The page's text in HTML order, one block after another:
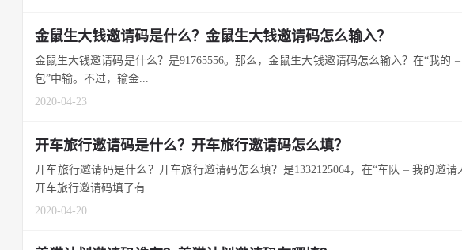
金鼠生大钱邀请码是什么？金鼠生大钱邀请码怎么输入？
金鼠生大钱邀请码是什么？是91765556。那么，金鼠生大钱邀请码怎么输入？在“我的
包”中输。不过，输金...
2020-04-23
开车旅行邀请码是什么？开车旅行邀请码怎么填？
开车旅行邀请码是什么？开车旅行邀请码怎么填？是1332125064，在“车队 – 我的邀请
开车旅行邀请码填了有...
2020-04-20